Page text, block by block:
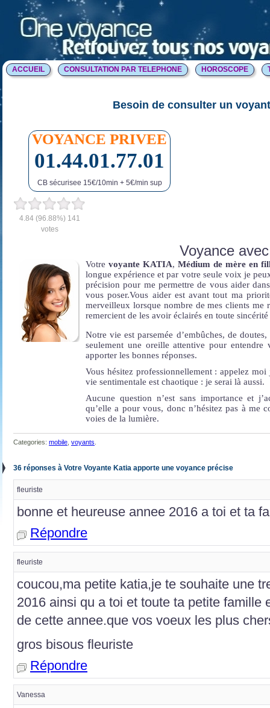
ACCUEIL CONSULTATION PAR TELEPHONE HOROSCOPE
Besoin de consulter un
VOYANCE PRIVEE
01.44.01.77.01
CB sécurisee 15€/10min + 5€/min sup
4.84(96.88%) 141
votes
Voyance
Votre voyante KATIA, Médium de mère en
longue expérience et par votre seule voix je
précision pour me permettre de vous aider
vous poser.Vous aider est avant tout ma
merveilleux lorsque nombre de mes clients me
remercient de les avoir éclairés en toute
Notre vie est parsemée d’embûches, de
seulement une oreille attentive pour
apporter les bonnes réponses.
Vous hésitez professionnellement : appelez
vie sentimentale est chaotique : je serai là aussi.
Aucune question n’est sans importance et
qu’elle a pour vous, donc n’hésitez pas à me
voies de la lumière.
Categories: mobile voyants
36 réponses à Votre Voyante Katia apporte une voyance précise
fleuriste
bonne et heureuse annee 2016 a toi et ta
Répondre
fleuriste
coucou,ma petite katia,je te souhaite une
2016 ainsi qu a toi et toute ta petite famille
de cette annee.que vos voeux les plus
gros bisous fleuriste
Répondre
Vanessa